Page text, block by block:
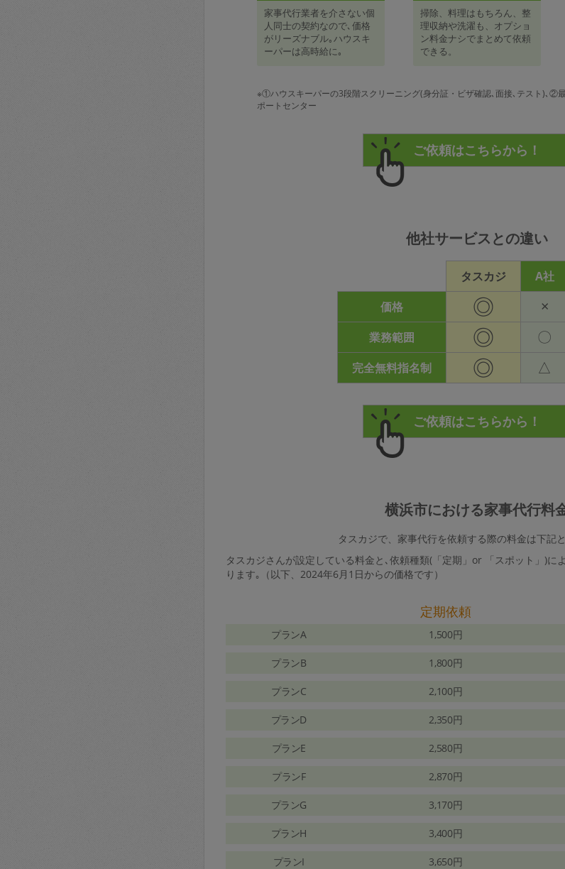
家事代行業者を介さない個
人同士の契約なので､価格
がリーズナブル｡ハウスキ
ーパーは高時給に｡
掃除、料理はもちろん、整
理収納や洗濯も、オプショ
ン料金ナシでまとめて依頼
できる。
※①ハウスキーパーの3段階スクリーニング(身分証・ビザ確認､面接､テスト)､②
ポートセンター
他社サービスとの違い
タスカジ A社
価格
◎ ×
業務範囲 ◎ 〇
完全無料指名制 ◎ △
横浜市における家事代行料
タスカジで、家事代行を依頼する際の料金は下記と
タスカジさんが設定している料金と､依頼種類(「定期」or 「スポット」)に
ります｡（以下、2024年6月1日からの価格です）
定期依頼
プランA 1,500円
プランB 1,800円
プランC 2,100円
プランD 2,350円
プランE 2,580円
プランF 2,870円
プランG 3,170円
プランH 3,400円
プランI 3,650円